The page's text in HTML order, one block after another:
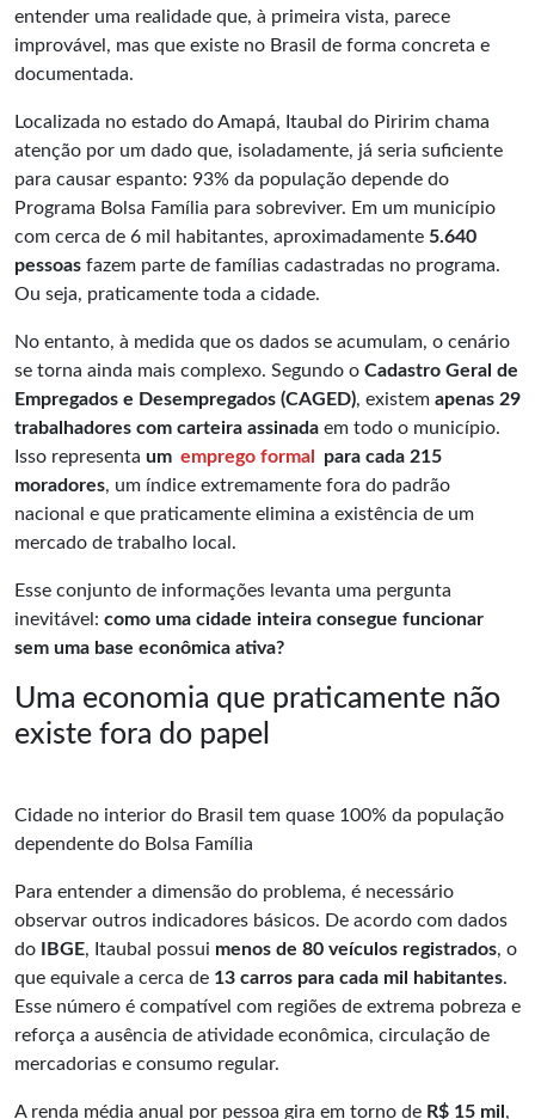
entender uma realidade que, à primeira vista, parece
improvável, mas que existe no Brasil de forma concreta e
documentada.
Localizada no estado do Amapá, Itaubal do Piririm chama
atenção por um dado que, isoladamente, já seria suficiente
para causar espanto: 93% da população depende do
Programa Bolsa Família para sobreviver. Em um município
com cerca de 6 mil habitantes, aproximadamente 5.640
pessoas fazem parte de famílias cadastradas no programa.
Ou seja, praticamente toda a cidade.
No entanto, à medida que os dados se acumulam, o cenário
se torna ainda mais complexo. Segundo o Cadastro Geral de
Empregados e Desempregados (CAGED), existem apenas 29
trabalhadores com carteira assinada em todo o município.
Isso representa um emprego formal
para cada 215
moradores, um índice extremamente fora do padrão
nacional e que praticamente elimina a existência de um
mercado de trabalho local.
Esse conjunto de informações levanta uma pergunta
inevitável: como uma cidade inteira consegue funcionar
sem uma base econômica ativa?
Uma economia que praticamente não
existe fora do papel
Cidade no interior do Brasil tem quase 100% da população
dependente do Bolsa Família
Para entender a dimensão do problema, é necessário
observar outros indicadores básicos. De acordo com dados
do
IBGE, Itaubal possui menos de 80 veículos registrados, o
que equivale a cerca de 13 carros para cada mil habitantes.
Esse número é compatível com regiões de extrema pobreza e
reforça a ausência de atividade econômica, circulação de
mercadorias e consumo regular.
A renda média anual por pessoa gira em torno de R$ 15 mil ,